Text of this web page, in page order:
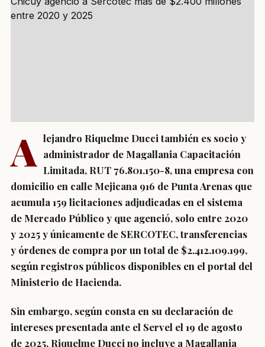
A lejandro Riquelme Ducci también es socio y
administrador de Magallania Capacitación
Limitada, RUT 76.801.150-8, una empresa con
domicilio en calle Mejicana 916 de Punta Arenas que
acumula 159 licitaciones adjudicadas en el sistema
de Mercado Público y que agenció, solo entre 2020
y 2025 y únicamente de SERCOTEC, transferencias
y órdenes de compra por un total de $2.412.109.199,
según registros públicos disponibles en el portal del
Ministerio de Hacienda.
Sin embargo, según consta en su declaración de
intereses presentada ante el Servel el 19 de agosto
de 2025, Riquelme Ducci no incluye a Magallania